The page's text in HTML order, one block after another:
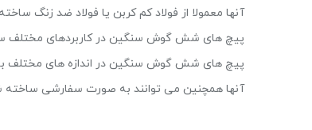
آنها معمولا از فولاد کم کربن یا فولاد ضد زنگ
پیچ های شش گوش سنگین در کاربردهای مختلف
پیچ های شش گوش سنگین در اندازه های مختلف با قطر ۱/۲ اینچ تا ۳ اینچ
آنها همچنین می توانند به صورت سفارشی ساخته